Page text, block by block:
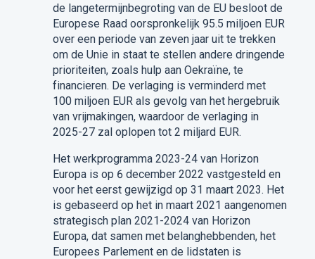
de langetermijnbegroting van de EU besloot de
Europese Raad oorspronkelijk 95.5 miljoen EUR
over een periode van zeven jaar uit te trekken
om de Unie in staat te stellen andere dringende
prioriteiten, zoals hulp aan Oekraïne, te
financieren. De verlaging is verminderd met
100 miljoen EUR als gevolg van het hergebruik
van vrijmakingen, waardoor de verlaging in
2025-27 zal oplopen tot 2 miljard EUR.
Het werkprogramma 2023-24 van Horizon
Europa is op 6 december 2022 vastgesteld en
voor het eerst gewijzigd op 31 maart 2023. Het
is gebaseerd op het in maart 2021 aangenomen
strategisch plan 2021-2024 van Horizon
Europa, dat samen met belanghebbenden, het
Europees Parlement en de lidstaten is